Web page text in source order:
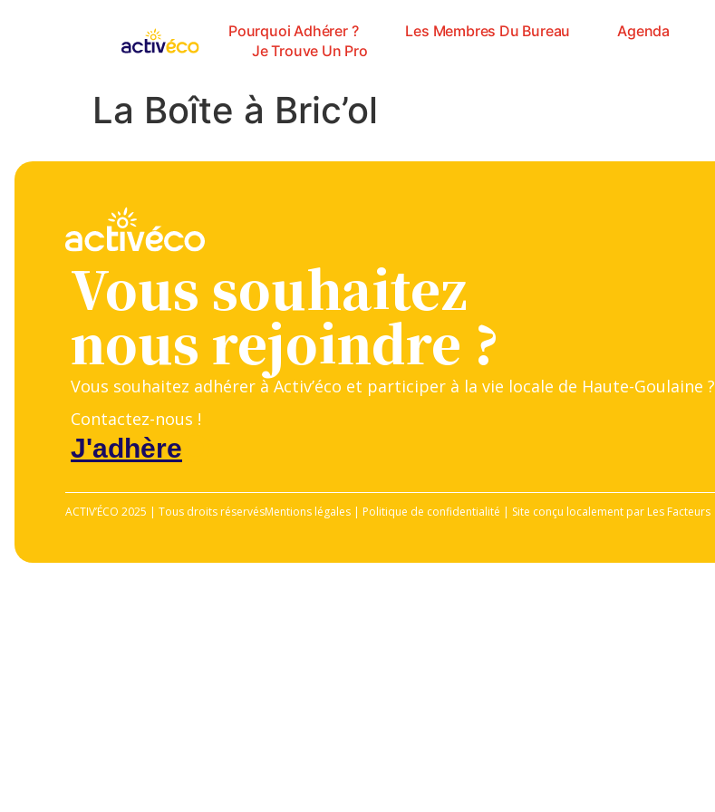
Pourquoi Adhérer ? Les Membres Du Bureau Agenda
Je Trouve Un Pro
La Boîte à Bric’ol
Vous souhaitez
nous rejoindre ?
Vous souhaitez adhérer à Activ’éco et participer à la vie locale de Haute-Goulaine ?
Contactez-nous !
J'adhère
ACTIV’ÉCO 2025 | Tous droits réservésMentions légales | Politique de confidentialité | Site conçu localement par Les Facteurs